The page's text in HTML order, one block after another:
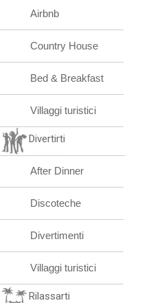
Airbnb
Country House
Bed & Breakfast
Villaggi turistici
Divertirti
After Dinner
Discoteche
Divertimenti
Villaggi turistici
Rilassarti